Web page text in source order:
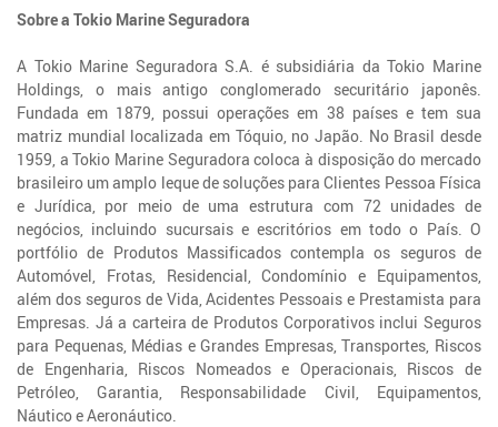
Sobre a Tokio Marine Seguradora
A Tokio Marine Seguradora S.A. é subsidiária da Tokio Marine
Holdings, o mais antigo conglomerado securitário japonês.
Fundada em 1879, possui operações em 38 países e tem sua
matriz mundial localizada em Tóquio, no Japão. No Brasil desde
1959, a Tokio Marine Seguradora coloca à disposição do mercado
brasileiro um amplo leque de soluções para Clientes Pessoa Física
e Jurídica, por meio de uma estrutura com 72 unidades de
negócios, incluindo sucursais e escritórios em todo o País. O
portfólio de Produtos Massificados contempla os seguros de
Automóvel, Frotas, Residencial, Condomínio e Equipamentos,
além dos seguros de Vida, Acidentes Pessoais e Prestamista para
Empresas. Já a carteira de Produtos Corporativos inclui Seguros
para Pequenas, Médias e Grandes Empresas, Transportes, Riscos
de Engenharia, Riscos Nomeados e Operacionais, Riscos de
Petróleo, Garantia, Responsabilidade Civil, Equipamentos,
Náutico e Aeronáutico.